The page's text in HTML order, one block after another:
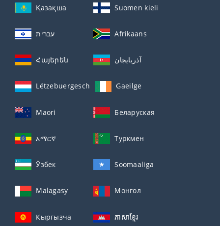
Қазақша Suomen kieli
עברית Afrikaans
Հայերեն آذربايجان
Lëtzebuergesch Gaeilge
Maori Беларуская
አማርኛ Туркмен
Ўзбек Soomaaliga
Malagasy Монгол
Кыргызча ភាសាខ្មែរ